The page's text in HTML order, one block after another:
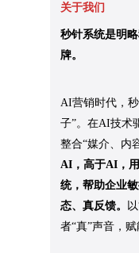
关于我们
秒针系统是明
牌。
AI营销时代，
子”。在AI技术
整合“媒介、内
AI，高于AI，
统，帮助企业
态、真反馈。
者“真”声音，